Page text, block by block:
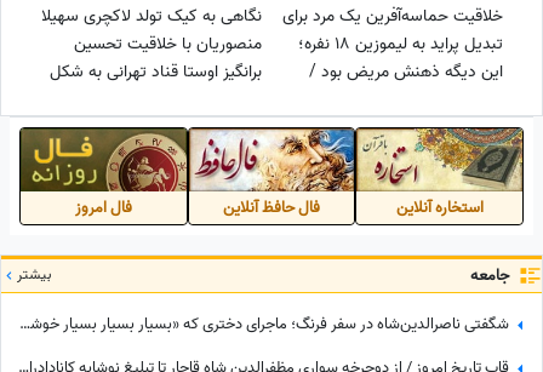
خلاقیت حماسه‌آفرین یک مرد برای
تبدیل پراید به لیموزین 18 نفره؛
این دیگه ذهنش مریض بود /
قراره بکشه؟😂
نگاهی به کیک تولد لاکچری سهیلا
منصوریان با خلاقیت تحسین
برانگیز اوستا قناد تهرانی به شکل
استخاره آنلاین فال حافظ آنلاین فال امروز
جامعه بیشتر
شگفتی ناصرالدین‌شاه در سفر فرنگ؛ ماجرای دختری که «بسیار بسیار بسیار خوشگل» بود!